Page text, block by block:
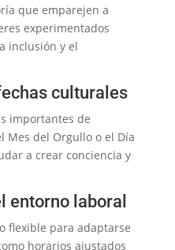
que emparejen a
experimentados
inclusión y el
culturales
importantes de
Mes del Orgullo o el Día
a crear conciencia y
entorno laboral
flexible para adaptarse
horarios ajustados